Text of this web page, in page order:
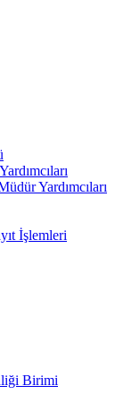
Yardımcıları
İşlemleri
Birimi